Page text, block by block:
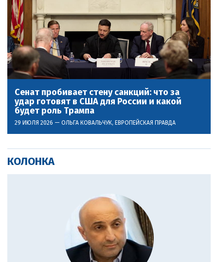
Сенат пробивает стену санкций: что за
удар готовят в США для России и какой
будет роль Трампа
29 ИЮЛЯ 2026 — ОЛЬГА КОВАЛЬЧУК, ЕВРОПЕЙСКАЯ ПРАВДА
КОЛОНКА